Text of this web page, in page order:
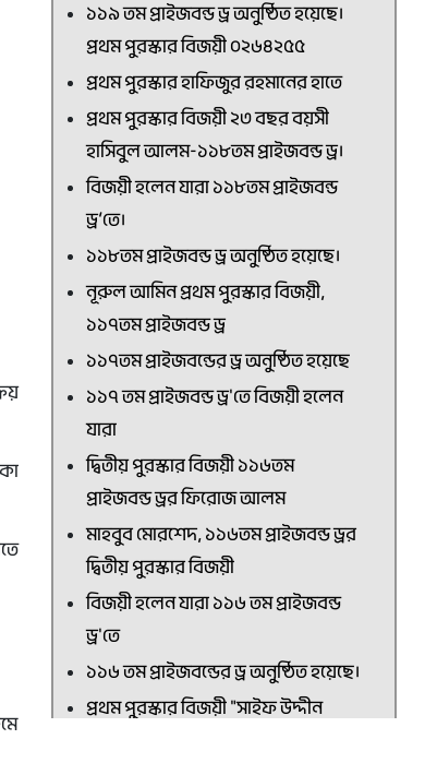
১১৯ তম প্রাইজবন্ড ড্র অনুষ্ঠিত হয়েছে।
প্রথম পুরস্কার বিজয়ী ০২৬৪২৫৫
প্রথম পুরস্কার হাফিজুর রহমানের হাতে
প্রথম পুরস্কার বিজয়ী ২৩ বছর বয়সী
হাসিবুল আলম-১১৮তম প্রাইজবন্ড ড্র।
বিজয়ী হলেন যারা ১১৮তম প্রাইজবন্ড
ড্র’তে।
১১৮তম প্রাইজবন্ড ড্র অনুষ্ঠিত হয়েছে।
নূরুল আমিন প্রথম পুরস্কার বিজয়ী,
১১৭তম প্রাইজবন্ড ড্র
১১৭তম প্রাইজবন্ডের ড্র অনুষ্ঠিত হয়েছে
১১৭ তম প্রাইজবন্ড ড্র'তে বিজয়ী হলেন
যারা
দ্বিতীয় পুরস্কার বিজয়ী ১১৬তম
প্রাইজবন্ড ড্রর ফিরোজ আলম
মাহবুব মোরশেদ, ১১৬তম প্রাইজবন্ড ড্রর
দ্বিতীয় পুরস্কার বিজয়ী
বিজয়ী হলেন যারা ১১৬ তম প্রাইজবন্ড
ড্র'তে
১১৬ তম প্রাইজবন্ডের ড্র অনুষ্ঠিত হয়েছে।
প্রথম পুরস্কার বিজয়ী "সাইফ উদ্দীন